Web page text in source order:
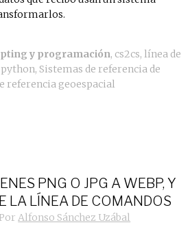
y programación, cs2cs,línea de
python, Sistemas de referencia de
referencia geoespacial
PNG O JPG A WEBP, Y
LA LÍNEA DE COMANDOS
PorAlfonso Sánchez Uzábal